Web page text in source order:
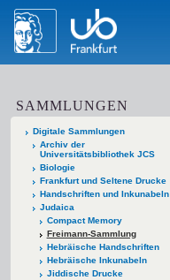
SAMMLUNGEN
Digitale Sammlungen
Archiv der
Universitätsbibliothek JCS
Biologie
Frankfurt und Seltene Drucke
Handschriften und Inkunabeln
Judaica
Compact Memory
Freimann-Sammlung
Hebräische Handschriften
Hebräische Inkunabeln
Jiddische Drucke